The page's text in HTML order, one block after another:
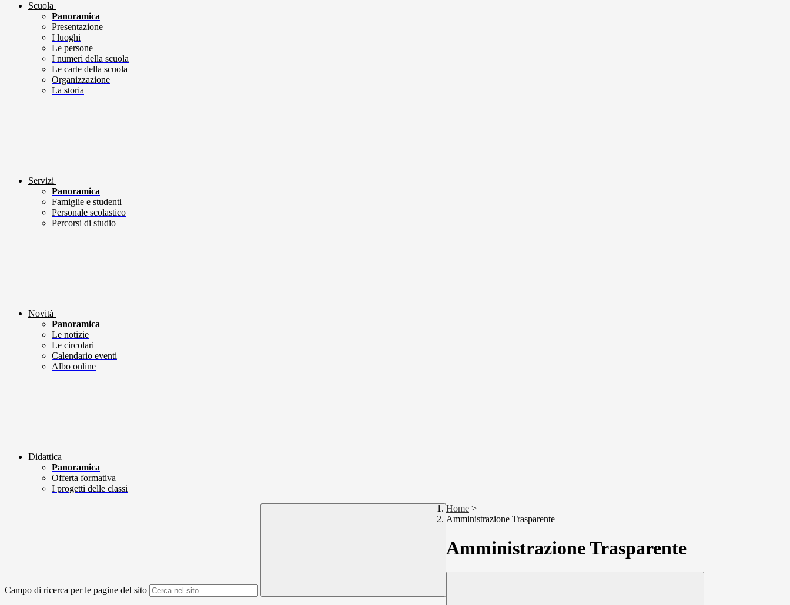
Scuola
Panoramica
Presentazione
I luoghi
Le persone
I numeri della scuola
Le carte della scuola
Organizzazione
La storia
Servizi
Panoramica
Famiglie e studenti
Personale scolastico
Percorsi di studio
Novità
Panoramica
Le notizie
Le circolari
Calendario eventi
Albo online
Didattica
Panoramica
Offerta formativa
I progetti delle classi
Campo di ricerca per le pagine del sito
Home >
Amministrazione Trasparente
Amministrazione Trasparente